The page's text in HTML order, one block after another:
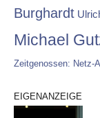
Burghardt
Michael
Zeitgenossen: Netz-
EIGENANZEIGE